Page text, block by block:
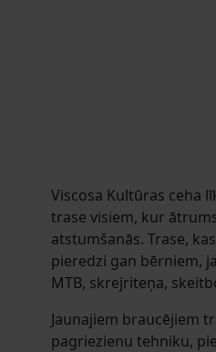
Viscosa Kultūras ceha
trase visiem, kur
atstumšanās. Trase,
pieredzi gan bērniem,
MTB, skrejriteņa,
Jaunajiem braucējiem
pagriezienu tehniku,